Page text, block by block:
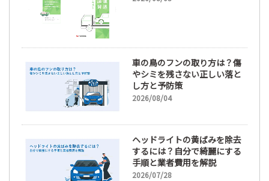
車の鳥のフンの取り方は？傷
やシミを残さない正しい落と
し方と予防策
2026/08/04
ヘッドライトの黄ばみを除去
するには？自分で綺麗にする
手順と業者費用を解説
2026/07/28